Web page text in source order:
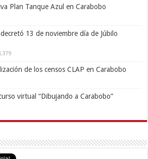
Plan Tanque Azul en Carabobo
13 de noviembre día de Júbilo
de los censos CLAP en Carabobo
virtual “Dibujando a Carabobo”